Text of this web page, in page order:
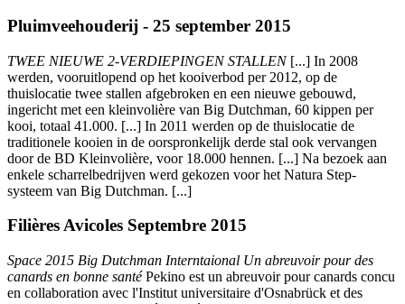
Pluimveehouderij - 25 september 2015
TWEE NIEUWE 2-VERDIEPINGEN STALLEN[...] In 2008
werden, vooruitlopend op het kooiverbod per 2012, op de
thuislocatie twee stallen afgebroken en een nieuwe gebouwd,
ingericht met een kleinvolière van Big Dutchman, 60 kippen per
kooi, totaal 41.000. [...] In 2011 werden op de thuislocatie de
traditionele kooien in de oorspronkelijk derde stal ook vervangen
door de BD Kleinvolière, voor 18.000 hennen. [...] Na bezoek aan
enkele scharrelbedrijven werd gekozen voor het Natura Step-
systeem van Big Dutchman. [...]
Filières Avicoles Septembre 2015
Space 2015 Big Dutchman Interntaional Un abreuvoir pour des
canards en bonne santéPekino est un abreuvoir pour canards concu
en collaboration avec l'Institut universitaire d'Osnabrück et des